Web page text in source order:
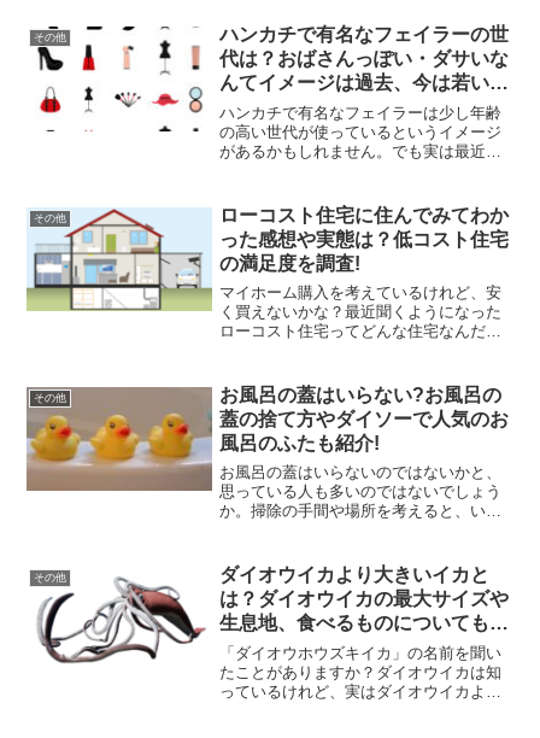
その他
ハンカチで有名なフェイラーの世
代は？おばさんっぽい・ダサいな
んてイメージは過去、今は若い世
代でも人気上昇中？フェイラーの
アウトレット店舗も紹介
ハンカチで有名なフェイラーは少し年齢
の高い世代が使っているというイメージ
があるかもしれません。でも実は最近は
ラーの公式Instagramのフォロワー数もな
んと８万人を...
その他
ローコスト住宅に住んでみてわか
った感想や実態は？低コスト住宅
の満足度を調査!
マイホーム購入を考えているけれど、安
く買えないかな？最近聞くようになった
ローコスト住宅ってどんな住宅なんだろ
に住んでいる人の満足度はどのくらい？
そんな疑問に答えながら、...
その他
お風呂の蓋はいらない?お風呂の
蓋の捨て方やダイソーで人気のお
風呂のふたも紹介!
お風呂の蓋はいらないのではないかと、
思っている人も多いのではないでしょう
か。掃除の手間や場所を考えると、いら
{b.MoshimoAffiliateObject=a;...
その他
ダイオウイカより大きいイカと
は？ダイオウイカの最大サイズや
生息地、食べるものについても調
査
「ダイオウホウズキイカ」の名前を聞い
たことがありますか？ダイオウイカは知
っているけれど、実はダイオウイカより